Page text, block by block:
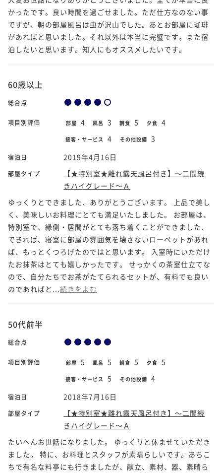
かったです。良い時間を過ごせました。ただ仕方なのない事
ですが、朝の部屋風呂は虫が沢山でした。あとお部屋に珈琲
があればと思いました。それ以外は本当に完璧です。また宿
泊したいと思います。知人にもオススメしたいです。
60歳以上
総合点
項目別評価 部屋 4 風呂 3 朝食 5 夕食 4
接客・サービス 4 その他設備 3
宿泊日 2019年4月16日
部屋タイプ
【★特別室★離れ露天風呂付き】～二間続
きハイグレード～Ａ
ゆっくりとできました、ありがとうございます。 上品で美し
く、美味しいお料理にとても満足いたしました。 お部屋は、
特別室で、縁側・居間がとても落ち着くことができました、
できれば、寝室に部屋の雰囲気を壊さないローベットがあれ
ば、もっとくつろげたのではと思います。 入室時にいただけ
たお抹茶はとても嬉しかったです。 せっかくの茶室仕立てな
ので、自分たちでお茶がたてられるセットが、有料でも良い
のであればと... 続きをよむ
50代前半
総合点
項目別評価 部屋 5 風呂 5 朝食 5 夕食 5
接客・サービス 5 その他設備 4
宿泊日 2018年7月16日
部屋タイプ
【★特別室★離れ露天風呂付き】～二間続
きハイグレード～Ａ
たいへんお世話になりました。 ゆっくりと休ませていただき
ました。 特に、お料理とスタッフが素晴らしいです。あちこ
ちで有名な料亭にも行きましたが、献立、素材、器、素晴ら